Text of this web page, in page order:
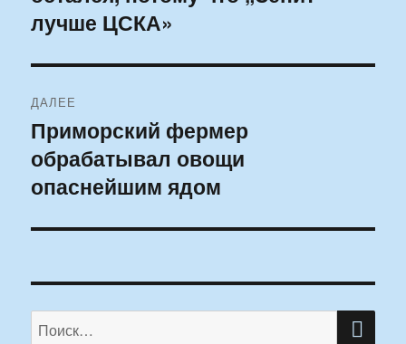
лучше ЦСКА»
ДАЛЕЕ
Следующая
запись:
Приморский фермер
обрабатывал овощи
опаснейшим ядом
Искать: